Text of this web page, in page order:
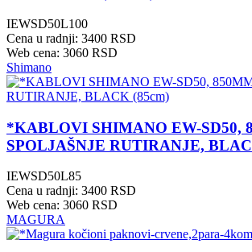
IEWSD50L100
Cena u radnji: 3400 RSD
Web cena: 3060 RSD
Shimano
*KABLOVI SHIMANO EW-SD50,
SPOLJAŠNJE RUTIRANJE,
IEWSD50L85
Cena u radnji: 3400 RSD
Web cena: 3060 RSD
MAGURA